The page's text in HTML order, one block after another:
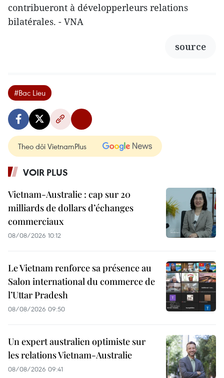
contribueront à développerleurs relations
bilatérales. - VNA
source
#Bac Lieu
Theo dõi VietnamPlus
VOIR PLUS
Vietnam-Australie : cap sur 20
milliards de dollars d’échanges
commerciaux
08/08/2026 10:12
Le Vietnam renforce sa présence au
Salon international du commerce de
l’Uttar Pradesh
08/08/2026 09:50
Un expert australien optimiste sur
les relations Vietnam-Australie
08/08/2026 09:41